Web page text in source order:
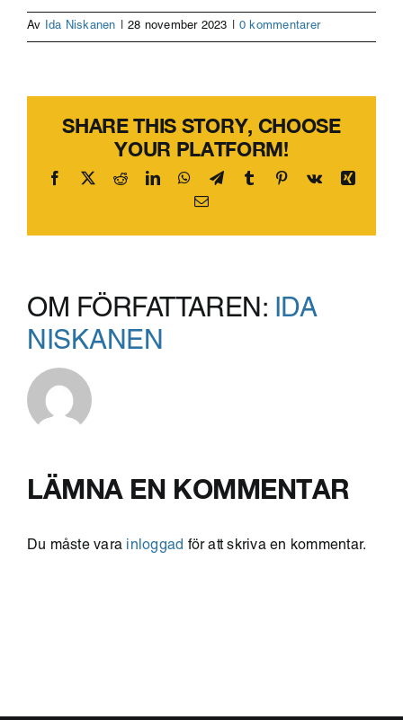
Av Ida Niskanen | 28 november 2023 | 0 kommentarer
SHARE THIS STORY, CHOOSE
YOUR PLATFORM!
Facebook
X RedditLinkedInWhatsApp
TelegramTumblr Pinterest
Vk
Xing
E-
OM FÖRFATTAREN: IDA
NISKANEN
LÄMNA EN KOMMENTAR
Du måste vara inloggad för att skriva en kommentar.